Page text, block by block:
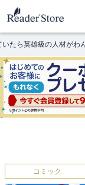
たら英雄級の人材がわ
コミック